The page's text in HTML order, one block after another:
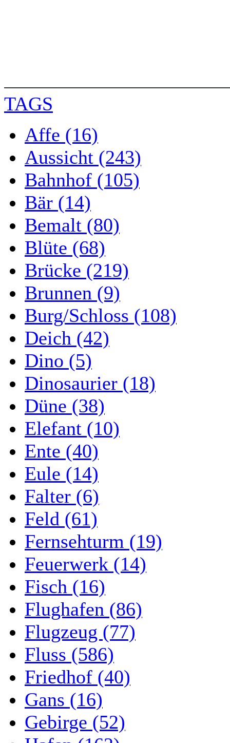
TAGS
Affe (16)
Aussicht (243)
Bahnhof (105)
Bär (14)
Bemalt (80)
Blüte (68)
Brücke (219)
Brunnen (9)
Burg/Schloss (108)
Deich (42)
Dino (5)
Dinosaurier (18)
Düne (38)
Elefant (10)
Ente (40)
Eule (14)
Falter (6)
Feld (61)
Fernsehturm (19)
Feuerwerk (14)
Fisch (16)
Flughafen (86)
Flugzeug (77)
Fluss (586)
Friedhof (40)
Gans (16)
Gebirge (52)